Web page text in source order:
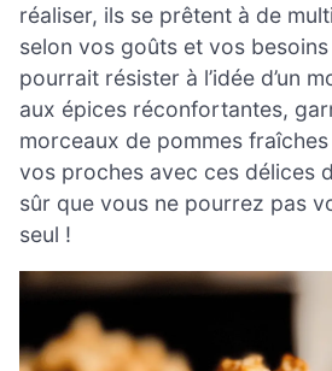
réaliser, ils se prêtent à de
selon vos goûts et vos
pourrait résister à l’idée d’un
aux épices réconfortantes,
morceaux de pommes
vos proches avec ces délices
sûr que vous ne pourrez pas
seul !